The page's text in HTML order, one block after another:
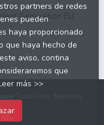
Generation EU
partners de redes
pueden
haya proporcionado
que haya hecho de
aviso, contina
que
más >>